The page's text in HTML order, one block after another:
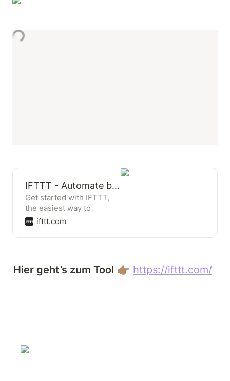
IFTTT - Automate business & home
Get started with IFTTT,
the easiest way to
automate your favorite
apps and devices for free.
Make your home more
ifttt.com
Hier geht’s zum Tool 👉🏽 https://ifttt.com/